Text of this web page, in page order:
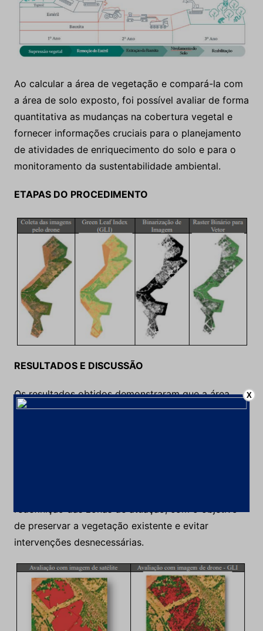
Ao calcular a área de vegetação e compará-la com
a área de solo exposto, foi possível avaliar de forma
quantitativa as mudanças na cobertura vegetal e
fornecer informações cruciais para o planejamento
de atividades de enriquecimento do solo e para o
monitoramento da sustentabilidade ambiental.
ETAPAS DO PROCEDIMENTO
RESULTADOS E DISCUSSÃO
Os resultados obtidos demonstraram que a área
inicialmente prevista para enriquecimento
redefinição das zonas de atuação, com o objetivo
de preservar a vegetação existente e evitar
intervenções desnecessárias.
X